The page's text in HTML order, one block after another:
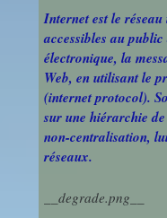
Galeries
photos
Histoire
Des Arts
Orientation
Voyages
Internet est le
accessibles au
électronique, la
Web, en utilisant le
(internet protocol).
sur une hiérarchie
non-centralisation,
réseaux.
__degrade.png__